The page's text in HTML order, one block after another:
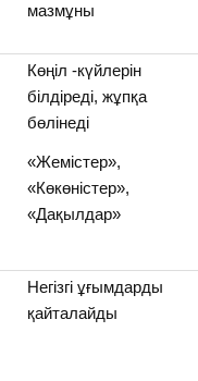
мазмұны
Көңіл -күйлерін
білдіреді, жұпқа
бөлінеді
«Жемістер»,
«Көкөністер»,
«Дақылдар»
Негізгі ұғымдарды
қайталайды